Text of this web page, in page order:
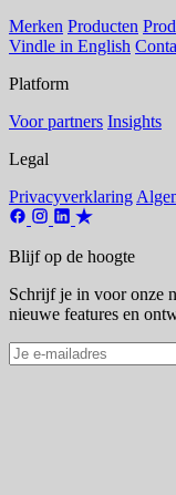
Merken Producten
Vindle in English
Platform
Voor partners Insights
Legal
Privacyverklaring
Blijf op de hoogte
Schrijf je in voor onze
nieuwe features en